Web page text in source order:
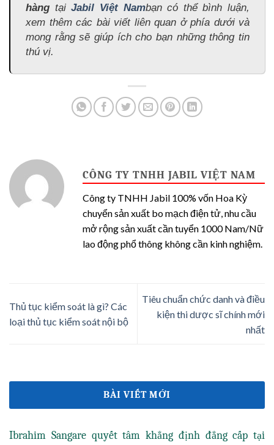
hàng tạiJabil Việt Nambạn có thể bình luận,
xem thêm các bài viết liên quan ở phía dưới và
mong rằng sẽ giúp ích cho bạn những thông tin
thú vị.
CÔNG TY TNHH JABIL VIỆT NAM
Công ty TNHH Jabil 100% vốn Hoa Kỳ
chuyển sản xuất bo mạch điện tử, nhu cầu
mở rộng sản xuất cần tuyển 1000 Nam/Nữ
lao động phổ thông không cần kinh nghiệm.
Thủ tục kiểm soát là gì? Các
loại thủ tục kiểm soát nội bộ
Tiêu chuẩn chức danh và điều
kiện thi dược sĩ chính mới
nhất
BÀI VIẾT MỚI
Ibrahim Sangare quyết tâm khẳng định đẳng cấp tại